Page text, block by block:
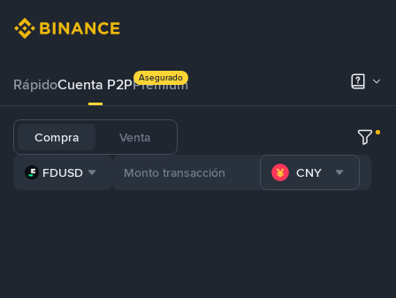
RápidoCuenta P2PPrémium
Asegurado
Compra Venta
FDUSD CNY